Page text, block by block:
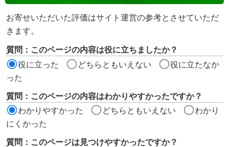
ン
ツ
評
価
ア
お寄せいただいた評価はサイト運営の参考とさせていただ
きます。
質問：このページの内容は役に立ちましたか？
役に立った
どちらともいえない
役に立たなか
った
質問：このページの内容はわかりやすかったですか？
わかりやすかった
どちらともいえない
わかり
にくかった
質問：このページは見つけやすかったですか？